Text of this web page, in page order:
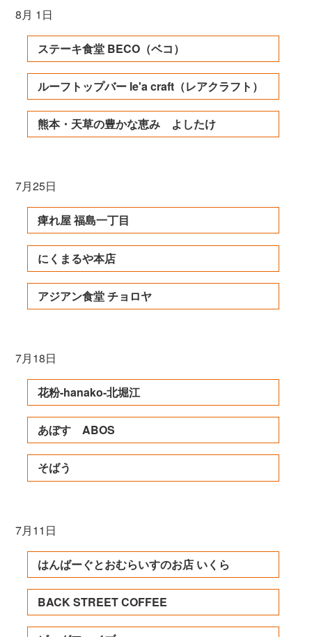
8月 1日
ステーキ食堂 BECO（ベコ）
ルーフトップバー le'a craft（レアクラフト）
熊本・天草の豊かな恵み よしたけ
7月25日
痺れ屋 福島一丁目
にくまるや本店
アジアン食堂 チョロヤ
7月18日
花粉-hanako-北堀江
あぼす ABOS
そばう
7月11日
はんばーぐとおむらいすのお店 いくら
BACK STREET COFFEE